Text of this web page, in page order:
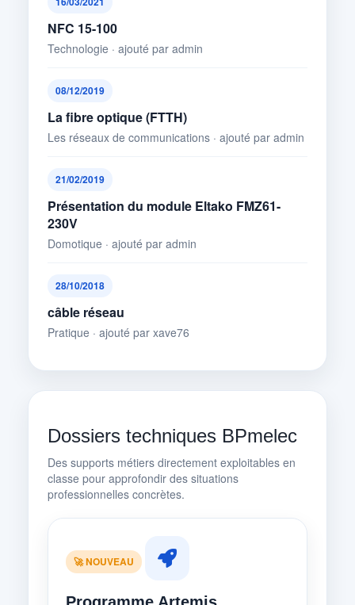
NFC 15-100
Technologie · ajouté par admin
08/12/2019
La fibre optique (FTTH)
Les réseaux de communications · ajouté par admin
21/02/2019
Présentation du module Eltako FMZ61-
230V
Domotique · ajouté par admin
28/10/2018
câble réseau
Pratique · ajouté par xave76
Dossiers techniques BPmelec
Des supports métiers directement exploitables en
classe pour approfondir des situations
professionnelles concrètes.
🚀 NOUVEAU